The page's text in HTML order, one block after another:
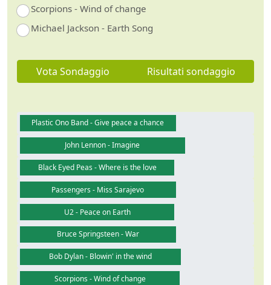
Scorpions - Wind of change
Michael Jackson - Earth Song
Vota Sondaggio Risultati sondaggio
Plastic Ono Band - Give peace a chance
John Lennon - Imagine
Black Eyed Peas - Where is the love
Passengers - Miss Sarajevo
U2 - Peace on Earth
Bruce Springsteen - War
Bob Dylan - Blowin' in the wind
Scorpions - Wind of change